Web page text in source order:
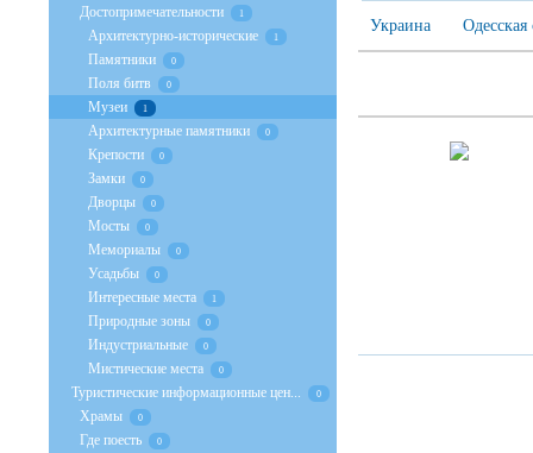
Украина Одесская
Достопримечательности 1
Архитектурно-исторические 1
Памятники 0
Поля битв 0
Музеи 1
Архитектурные памятники 0
Крепости 0
Замки 0
Дворцы 0
Мосты 0
Мемориалы 0
Усадьбы 0
Интересные места 1
Природные зоны 0
Индустриальные 0
Мистические места 0
Туристические информационные цен... 0
Храмы 0
Где поесть 0